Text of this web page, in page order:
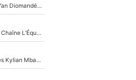
Antoine Griezmann et N'Golo Kanté : Comme Yan Diomandé, les deux champions du monde ont refusé de signer au PSG !
Un chroniqueur de L’Équipe du Soir viré par La Chaîne L’Équipe : Même Olivier Ménard n’avait pas pu empêcher son départ, «je l’ai appris sur Twitter, je l’ai vécu assez mal»
Loin du Real Madrid et du PSG, les inséparables Kylian Mbappé et Achraf Hakimi changent d'équipe le temps d'une journée !